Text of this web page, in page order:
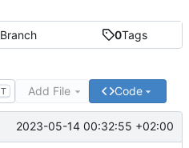
Branch 0Tags
T Add File Code
2023-05-14 00:32:55 +02:00